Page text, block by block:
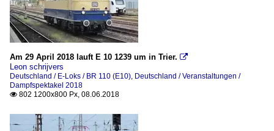
Am 29 April 2018 lauft E 10 1239 um in Trier. 
Leon schrijvers
Deutschland / E-Loks / BR 110 (E10), Deutschland / Veranstaltungen /
Dampfspektakel 2018
 802 1200x800 Px, 08.06.2018